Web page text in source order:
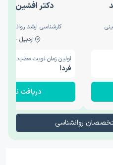
دکتر افشین
کارشناسی ارشد
اردبیل - والی
اولین زمان نوبت مطب:
فردا
دریافت نوبت
روانشناسی